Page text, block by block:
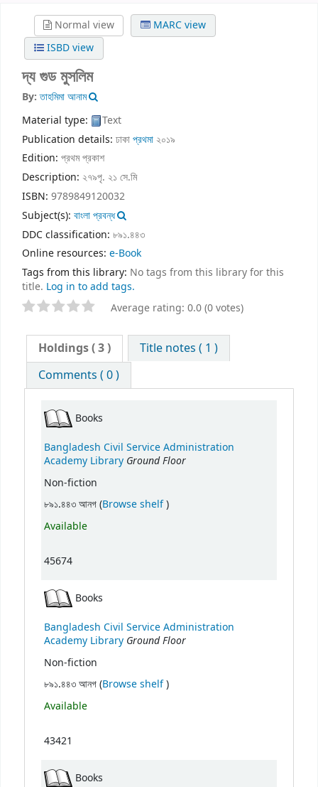
Normal view
MARC view
ISBD view
দ্য গুড মুসলিম
By:তাহমিমা আনাম
Material type:
Text
Publication details: ঢাকাপ্রথমা২০১৯
Edition: প্রথম প্রকাশ
Description: ২৭৯পৃ. ২১ সে.মি
ISBN: 9789849120032
Subject(s): বাংলা প্রবন্ধ
DDC classification: ৮৯১.৪৪৩
Online resources: e-Book
Tags from this library: No tags from this library for this
title. Log in to add tags.
Average rating: 0.0 (0 votes)
Holdings( 3 )
Title notes ( 1 )
Comments ( 0 )
Books
Bangladesh Civil Service Administration
Academy Library Ground Floor
Non-fiction
৮৯১.৪৪৩ আনগ (Browse shelf(Opens below)
)
Available
45674
Books
Bangladesh Civil Service Administration
Academy Library Ground Floor
Non-fiction
৮৯১.৪৪৩ আনগ (Browse shelf(Opens below)
)
Available
43421
Books